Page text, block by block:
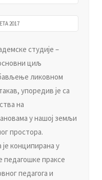
2017
студије –
циљ
ликовном
упоредив је са
на
у нашој земљи
простора.
је конципирана у
педагошке праксе
педагога и